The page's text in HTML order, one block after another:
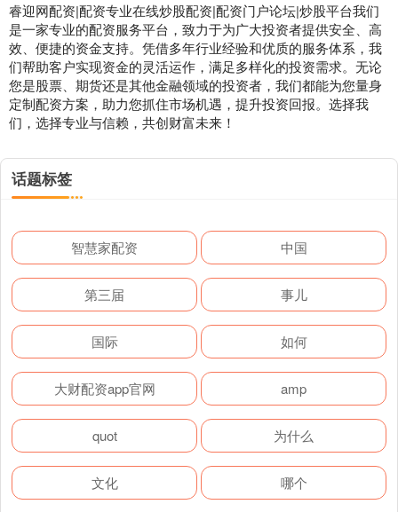
睿迎网配资|配资专业在线炒股配资|配资门户论坛|炒股平台我们
是一家专业的配资服务平台，致力于为广大投资者提供安全、高
效、便捷的资金支持。凭借多年行业经验和优质的服务体系，我
们帮助客户实现资金的灵活运作，满足多样化的投资需求。无论
您是股票、期货还是其他金融领域的投资者，我们都能为您量身
定制配资方案，助力您抓住市场机遇，提升投资回报。选择我
们，选择专业与信赖，共创财富未来！
话题标签
智慧家配资 中国
第三届 事儿
国际 如何
大财配资app官网 amp
quot 为什么
文化 哪个